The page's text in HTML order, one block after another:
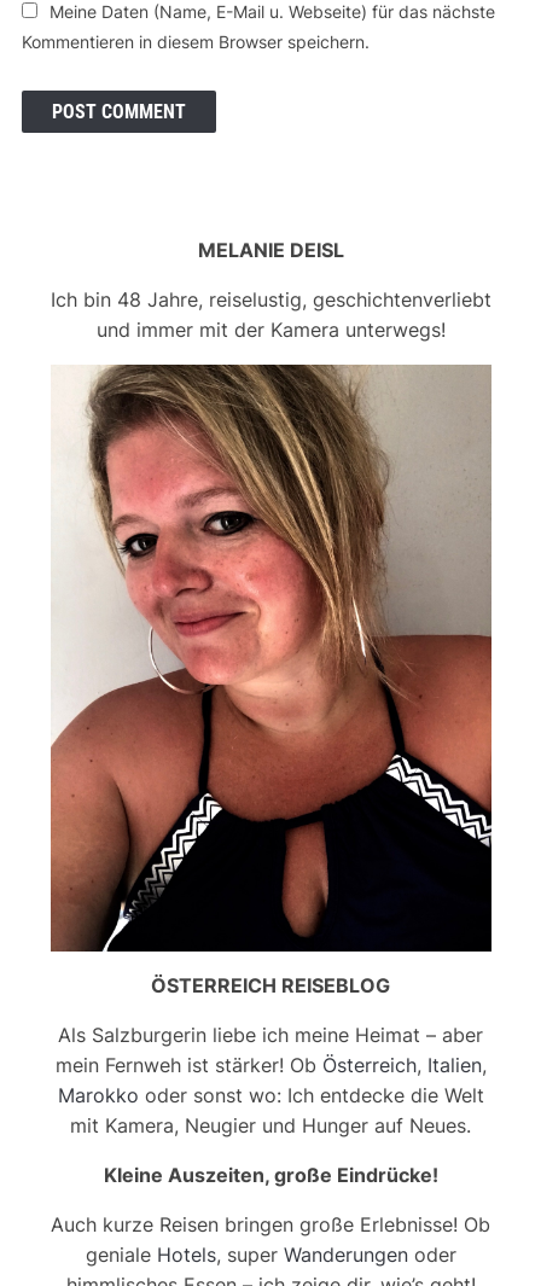
Meine Daten (Name, E-Mail u. Webseite) für das nächste
Kommentieren in diesem Browser speichern.
MELANIE DEISL
Ich bin 48 Jahre, reiselustig, geschichtenverliebt
und immer mit der Kamera unterwegs!
ÖSTERREICH REISEBLOG
Als Salzburgerin liebe ich meine Heimat – aber
mein Fernweh ist stärker! Ob Österreich, Italien,
Marokko oder sonst wo: Ich entdecke die Welt
mit Kamera, Neugier und Hunger auf Neues.
Kleine Auszeiten, große Eindrücke!
Auch kurze Reisen bringen große Erlebnisse! Ob
geniale Hotels, super Wanderungenoder